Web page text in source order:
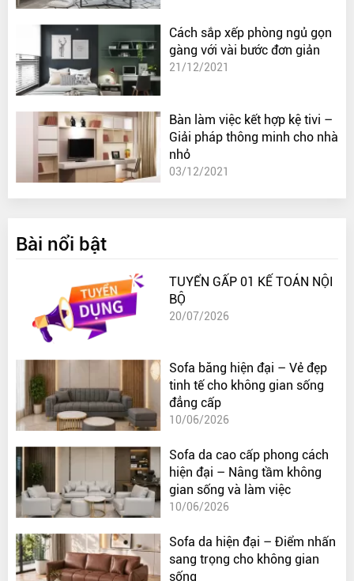
Cách sắp xếp phòng ngủ gọn
gàng với vài bước đơn giản
21/12/2021
Bàn làm việc kết hợp kệ tivi –
Giải pháp thông minh cho nhà
nhỏ
03/12/2021
Bài nổi bật
TUYỂN GẤP 01 KẾ TOÁN NỘI
BỘ
20/07/2026
Sofa băng hiện đại – Vẻ đẹp
tinh tế cho không gian sống
đẳng cấp
10/06/2026
Sofa da cao cấp phong cách
hiện đại – Nâng tầm không
gian sống và làm việc
10/06/2026
Sofa da hiện đại – Điểm nhấn
sang trọng cho không gian
sống